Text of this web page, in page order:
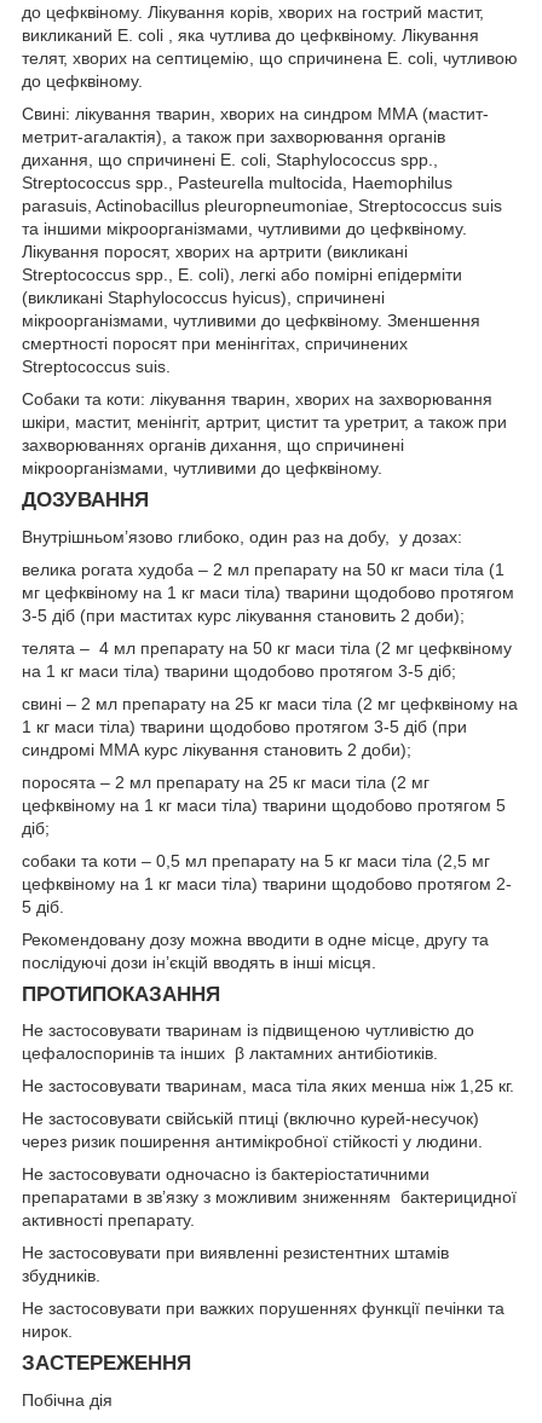
до цефквіному. Лікування корів, хворих на гострий мастит,
викликаний Е. соlі , яка чутлива до цефквіному. Лікування
телят, хворих на септицемію, що спричинена Е. соlі, чутливою
до цефквіному.
Свині: лікування тварин, хворих на синдром ММА (мастит-
метрит-агалактія), а також при захворювання органів
дихання, що спричинені Е. соlі, Staphylococcus spp.,
Streptococcus spp., Pasteurella multocida, Haemophilus
parasuis, Actinobacillus pleuropneumoniae, Streptococcus suis
та іншими мікроорганізмами, чутливими до цефквіному.
Лікування поросят, хворих на артрити (викликані
Streptococcus spp., Е. соli), легкі або помірні епідерміти
(викликані Staphylococcus hyicus), спричинені
мікроорганізмами, чутливими до цефквіному. Зменшення
смертності поросят при менінгітах, спричинених
Streptococcus suis.
Собаки та коти: лікування тварин, хворих на захворювання
шкіри, мастит, менінгіт, артрит, цистит та уретрит, а також при
захворюваннях органів дихання, що спричинені
мікроорганізмами, чутливими до цефквіному.
ДОЗУВАННЯ
Внутрішньом’язово глибоко, один раз на добу, у дозах:
велика рогата худоба – 2 мл препарату на 50 кг маси тіла (1
мг цефквіному на 1 кг маси тіла) тварини щодобово протягом
3-5 діб (при маститах курс лікування становить 2 доби);
телята – 4 мл препарату на 50 кг маси тіла (2 мг цефквіному
на 1 кг маси тіла) тварини щодобово протягом 3-5 діб;
свині – 2 мл препарату на 25 кг маси тіла (2 мг цефквіному на
1 кг маси тіла) тварини щодобово протягом 3-5 діб (при
синдромі ММА курс лікування становить 2 доби);
поросята – 2 мл препарату на 25 кг маси тіла (2 мг
цефквіному на 1 кг маси тіла) тварини щодобово протягом 5
діб;
собаки та коти – 0,5 мл препарату на 5 кг маси тіла (2,5 мг
цефквіному на 1 кг маси тіла) тварини щодобово протягом 2-
5 діб.
Рекомендовану дозу можна вводити в одне місце, другу та
послідуючі дози ін’єкцій вводять в інші місця.
ПРОТИПОКАЗАННЯ
Не застосовувати тваринам із підвищеною чутливістю до
цефалоспоринів та інших β лактамних антибіотиків.
Не застосовувати тваринам, маса тіла яких менша ніж 1,25 кг.
Не застосовувати свійській птиці (включно курей-несучок)
через ризик поширення антимікробної стійкості у людини.
Не застосовувати одночасно із бактеріостатичними
препаратами в зв’язку з можливим зниженням бактерицидної
активності препарату.
Не застосовувати при виявленні резистентних штамів
збудників.
Не застосовувати при важких порушеннях функції печінки та
нирок.
ЗАСТЕРЕЖЕННЯ
Побічна дія